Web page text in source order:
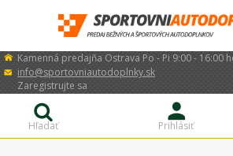
Kamenná predajňa Ostrava Po - Pi 9:00 - 16:00
info@sportovniautodoplnky.sk
Prihlásiť
Zaregistrujte sa
Hľadať